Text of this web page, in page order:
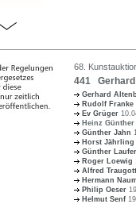
68.
441 Gerhard
Gerhard
Rudolf Franke
Ev Grüger
Heinz Günther
Günther Jahn
Horst Jährling
Günther
Roger Loewig
Alfred
Hermann
Philip Oeser
Helmut Senf